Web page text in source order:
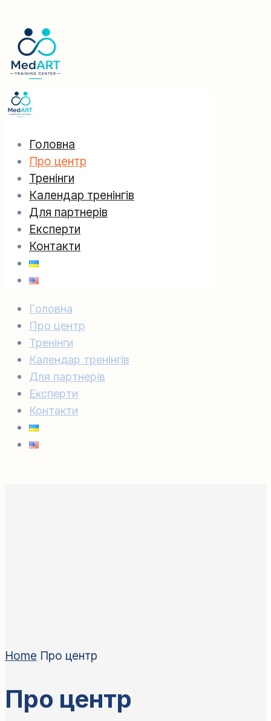
Головна
Про центр
Тренінги
Календар тренінгів
Для партнерів
Експерти
Контакти
Головна
Про центр
Тренінги
Календар тренінгів
Для партнерів
Експерти
Контакти
Home Про центр
Про центр